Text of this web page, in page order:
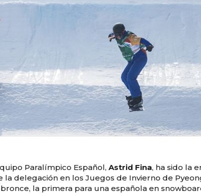
Paralímpico Español,Astrid Fina, ha sido la
delegación en los Juegos de Invierno de
la primera para una española en